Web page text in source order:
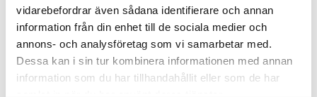
vidarebefordrar även sådana identifierare och annan
information från din enhet till de sociala medier och
annons- och analysföretag som vi samarbetar med.
Dessa kan i sin tur kombinera informationen med annan
information som du har tillhandahållit eller som de har
Apelrydsskolan